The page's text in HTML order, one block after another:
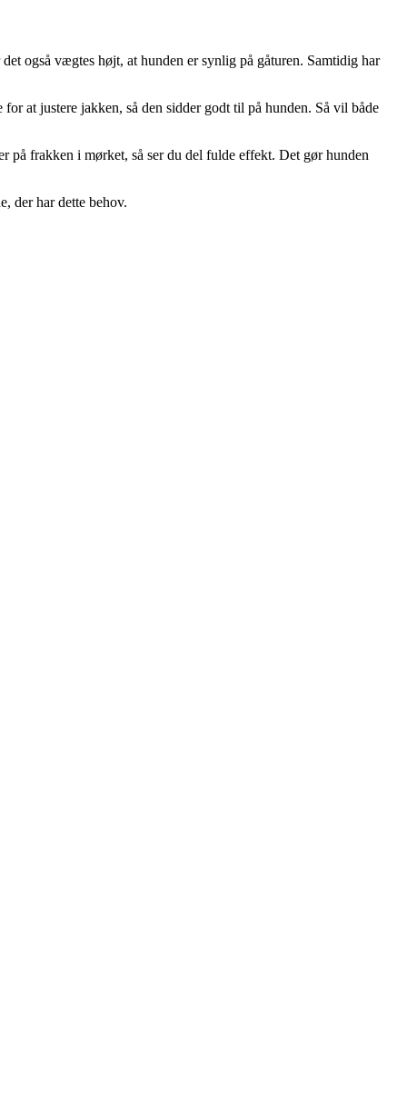
også vægtes højt, at hunden er synlig på gåturen. Samtidig har
at justere jakken, så den sidder godt til på hunden. Så vil både
på frakken i mørket, så ser du del fulde effekt. Det gør hunden
der har dette behov.